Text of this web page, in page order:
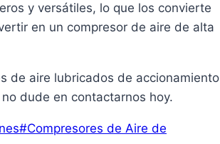
y versátiles, lo que los convierte
en un compresor de aire de alta
de aire lubricados de accionamiento
dude en contactarnos hoy.
#Compresores de Aire de